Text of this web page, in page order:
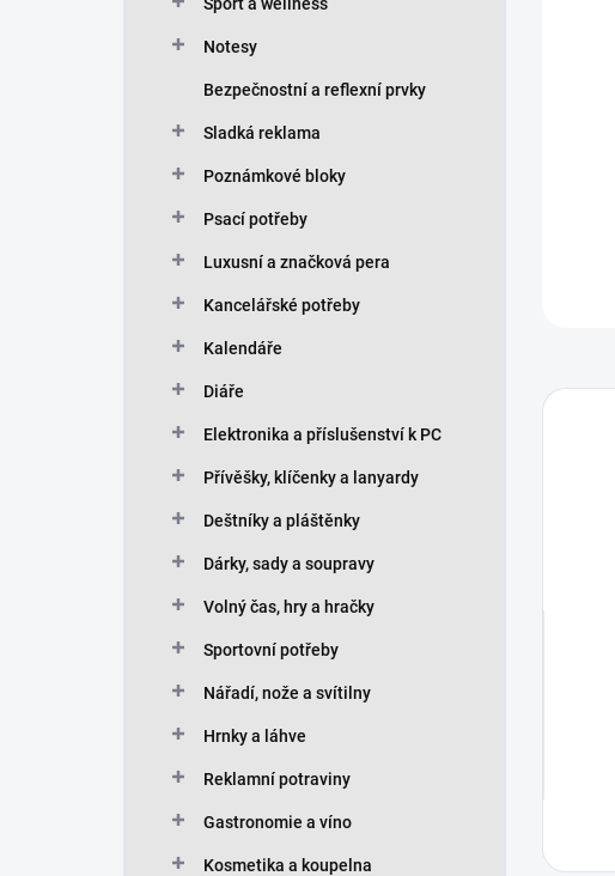
Notesy
Bezpečnostní a reflexní prvky
Sladká reklama
Poznámkové bloky
Psací potřeby
Luxusní a značková pera
Kancelářské potřeby
Kalendáře
Diáře
Elektronika a příslušenství k PC
Přívěšky, klíčenky a lanyardy
Deštníky a pláštěnky
Dárky, sady a soupravy
Volný čas, hry a hračky
Sportovní potřeby
Nářadí, nože a svítilny
Hrnky a láhve
Reklamní potraviny
Gastronomie a víno
Kosmetika a koupelna